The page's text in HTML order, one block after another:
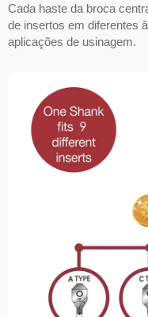
Cada haste da broca
de insertos em diferentes
aplicações de usinagem.